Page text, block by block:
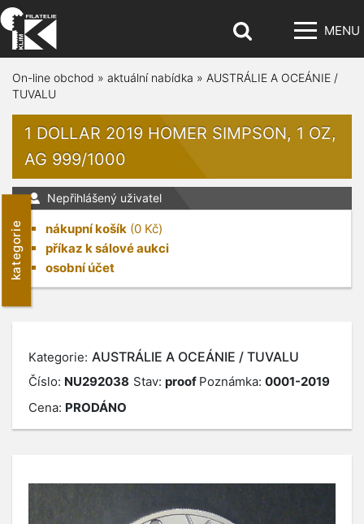
MENU
kategorie
On-line obchod » aktuální nabídka » AUSTRÁLIE A OCEÁNIE /
TUVALU
1 DOLLAR 2019 HOMER SIMPSON, 1 OZ,
AG 999/1000
Nepřihlášený uživatel
nákupní košík (0 Kč)
příkaz k sálové aukci
osobní účet
Kategorie: AUSTRÁLIE A OCEÁNIE / TUVALU
Číslo: NU292038 Stav: proof Poznámka: 0001-2019
Cena: PRODÁNO